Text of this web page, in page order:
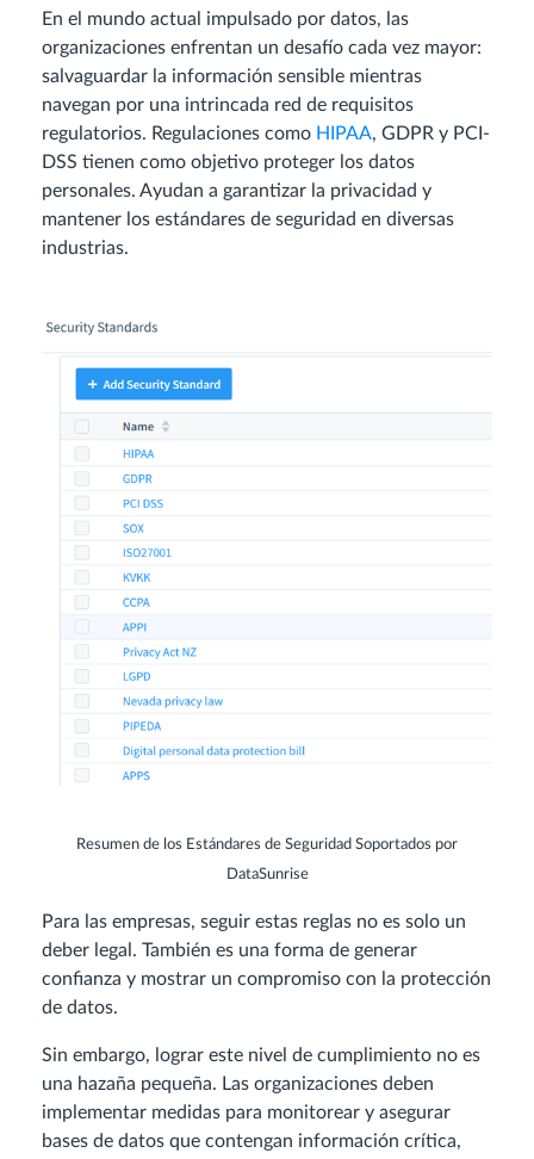
En el mundo actual impulsado por datos, las
organizaciones enfrentan un desafío cada vez mayor:
salvaguardar la información sensible mientras
navegan por una intrincada red de requisitos
regulatorios. Regulaciones como HIPAA, GDPR y PCI-
DSS tienen como objetivo proteger los datos
personales. Ayudan a garantizar la privacidad y
mantener los estándares de seguridad en diversas
industrias.
Resumen de los Estándares de Seguridad Soportados por
DataSunrise
Para las empresas, seguir estas reglas no es solo un
deber legal. También es una forma de generar
confianza y mostrar un compromiso con la protección
de datos.
Sin embargo, lograr este nivel de cumplimiento no es
una hazaña pequeña. Las organizaciones deben
implementar medidas para monitorear y asegurar
bases de datos que contengan información crítica,